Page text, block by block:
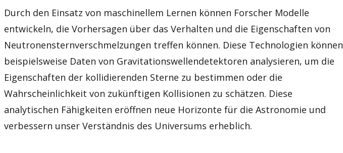
Durch den Einsatz von maschinellem Lernen können Forscher Modelle
entwickeln, die Vorhersagen über das Verhalten und die Eigenschaften von
Neutronensternverschmelzungen treffen können. Diese Technologien können
beispielsweise Daten von Gravitationswellendetektoren analysieren, um die
Eigenschaften der kollidierenden Sterne zu bestimmen oder die
Wahrscheinlichkeit von zukünftigen Kollisionen zu schätzen. Diese
analytischen Fähigkeiten eröffnen neue Horizonte für die Astronomie und
verbessern unser Verständnis des Universums erheblich.